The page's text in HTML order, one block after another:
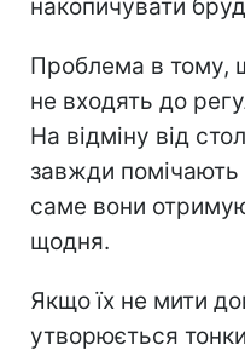
накопичувати
Проблема в тому,
не входять до
На відміну від
завжди
саме вони
щодня.
Якщо їх не мити
утворюється